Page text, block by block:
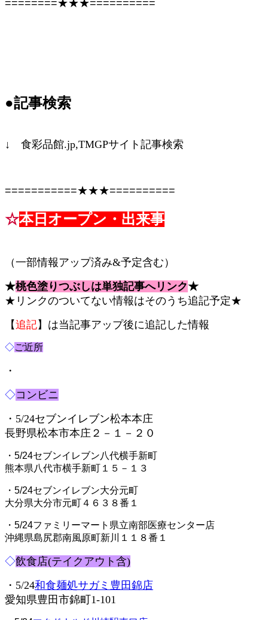
========★★★==========
●記事検索
↓ 食彩品館.jp,TMGPサイト記事検索
===========★★★==========
☆本日オープン・出来事
（一部情報アップ済み&予定含む）
★桃色塗りつぶしは単独記事へリンク★
★リンクのついてない情報はそのうち追記予定★
【追記】は当記事アップ後に追記した情報
◇ご近所
・
◇コンビニ
・5/24セブンイレブン松本本庄
長野県松本市本庄２－１－２０
・5/24セブンイレブン八代横手新町
熊本県八代市横手新町１５－１３
・5/24セブンイレブン大分元町
大分県大分市元町４６３８番１
・5/24ファミリーマート県立南部医療センター店
沖縄県島尻郡南風原町新川１１８番１
◇飲食店(テイクアウト含)
・5/24和食麺処サガミ豊田錦店
愛知県豊田市錦町1-101